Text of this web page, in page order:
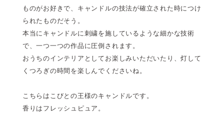
ものがお好きで、キャンドルの技法が確立された時につけ
られたものだそう。
本当にキャンドルに刺繍を施しているような細かな技術
で、一つ一つの作品に圧倒されます。
おうちのインテリアとしてお楽しみいただいたり、灯して
くつろぎの時間を楽しんでくださいね。
こちらはこびとの王様のキャンドルです。
香りはフレッシュピュア。